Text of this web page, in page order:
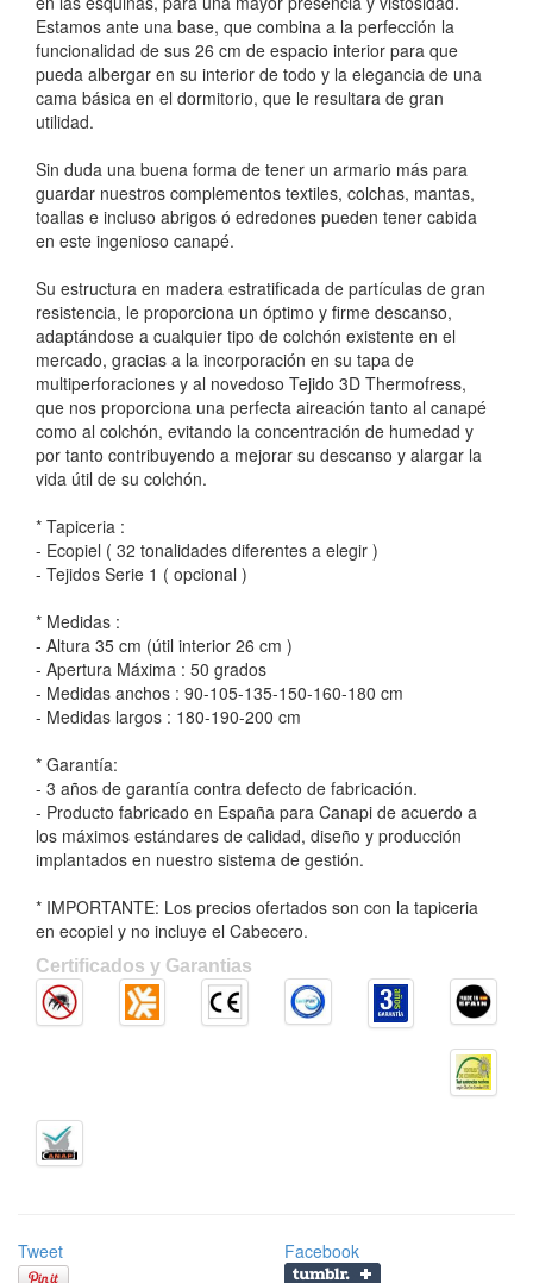
Estamos ante una base, que combina a la perfección la
funcionalidad de sus 26 cm de espacio interior para que
pueda albergar en su interior de todo y la elegancia de una
cama básica en el dormitorio, que le resultara de gran
utilidad.
Sin duda una buena forma de tener un armario más para
guardar nuestros complementos textiles, colchas, mantas,
toallas e incluso abrigos ó edredones pueden tener cabida
en este ingenioso canapé.
Su estructura en madera estratificada de partículas de gran
resistencia, le proporciona un óptimo y firme descanso,
adaptándose a cualquier tipo de colchón existente en el
mercado, gracias a la incorporación en su tapa de
multiperforaciones y al novedoso Tejido 3D Thermofress,
que nos proporciona una perfecta aireación tanto al canapé
como al colchón, evitando la concentración de humedad y
por tanto contribuyendo a mejorar su descanso y alargar la
vida útil de su colchón.
* Tapiceria :
- Ecopiel ( 32 tonalidades diferentes a elegir )
- Tejidos Serie 1 ( opcional )
* Medidas :
- Altura 35 cm (útil interior 26 cm )
- Apertura Máxima : 50 grados
- Medidas anchos : 90-105-135-150-160-180 cm
- Medidas largos : 180-190-200 cm
* Garantía:
- 3 años de garantía contra defecto de fabricación.
- Producto fabricado en España para Canapi de acuerdo a
los máximos estándares de calidad, diseño y producción
implantados en nuestro sistema de gestión.
* IMPORTANTE: Los precios ofertados son con la tapiceria
en ecopiel y no incluye el Cabecero.
Certificados y Garantias
Tweet Facebook